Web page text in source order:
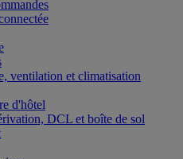
ventilation et climatisation
d'hôtel
DCL et boîte de sol